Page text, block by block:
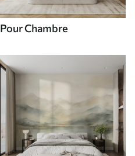
Pour Chambre